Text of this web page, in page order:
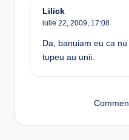
Lilick
iulie 22, 2009, 17:08
Da, banuiam eu ca
tupeu au unii.